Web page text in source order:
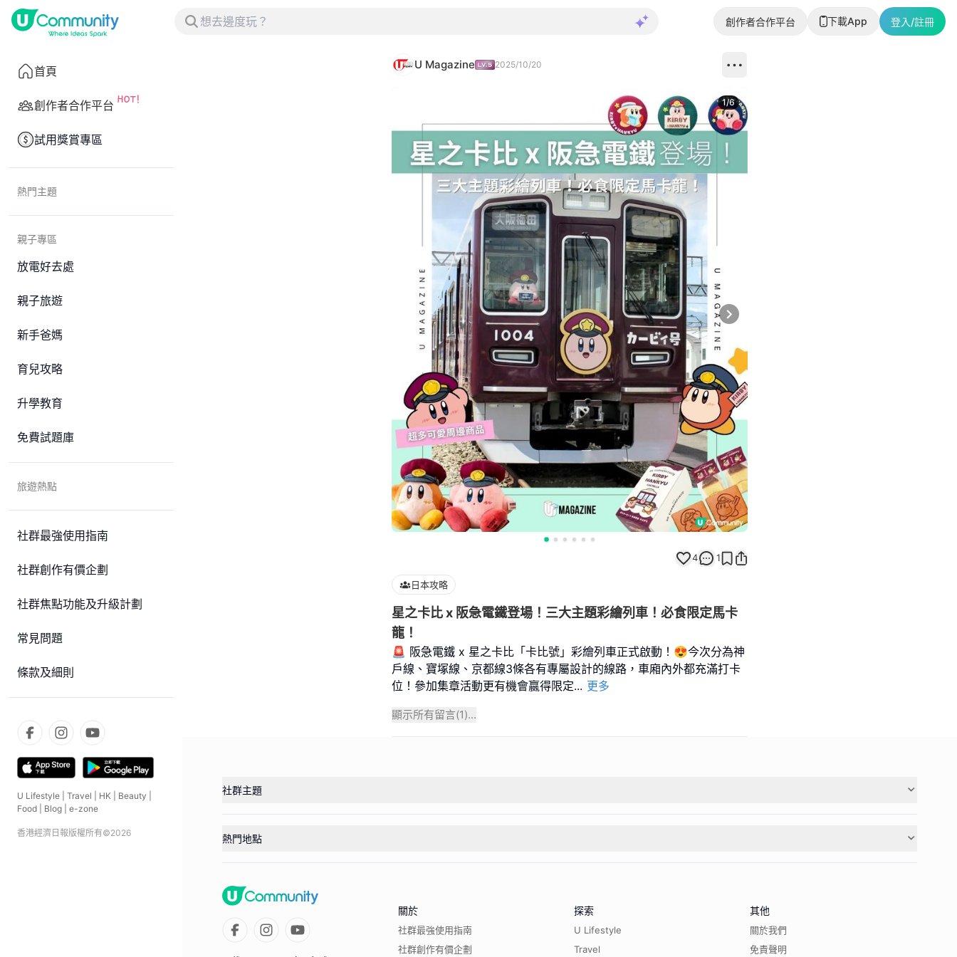
創作者合作平台 下載App 登入/註冊
首頁
創作者合作平台
試用獎賞專區
熱門主題
親子專區
放電好去處
親子旅遊
新手爸媽
育兒攻略
升學教育
免費試題庫
旅遊熱點
社群最強使用指南
社群創作有價企劃
社群焦點功能及升級計劃
常見問題
條款及細則
U Lifestyle Travel HK Beauty
Food
Blog e-zone
香港經濟日報版權所有©2026
U Magazine 2025/10/20
Next slide
1/6
4 1
日本攻略
星之卡比 x 阪急電鐵登場！三大主題彩繪列車！必食限定馬卡
龍！
🚨 阪急電鐵 x 星之卡比「卡比號」彩繪列車正式啟動！😍今次分為神
戶線、寶塚線、京都線3條各有專屬設計的線路，車廂內外都充滿打卡
位！參加集章活動更有機會嬴得限定... 更多
顯示所有留言(1)...
社群主題
熱門地點
關於
社群最強使用指南
社群創作有價企劃
探索
U Lifestyle
Travel
其他
關於我們
免責聲明